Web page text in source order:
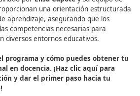
Mejores Noticias Sobre La
redactadas por ecoDRIVER
cursos de FP y conviértete en un
aquí
a los cursos de formación
futuro profesional más
nuestras opciones de